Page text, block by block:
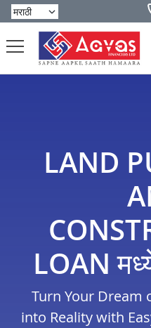
LAND
LOAN
Turn Your Dream
into Reality with